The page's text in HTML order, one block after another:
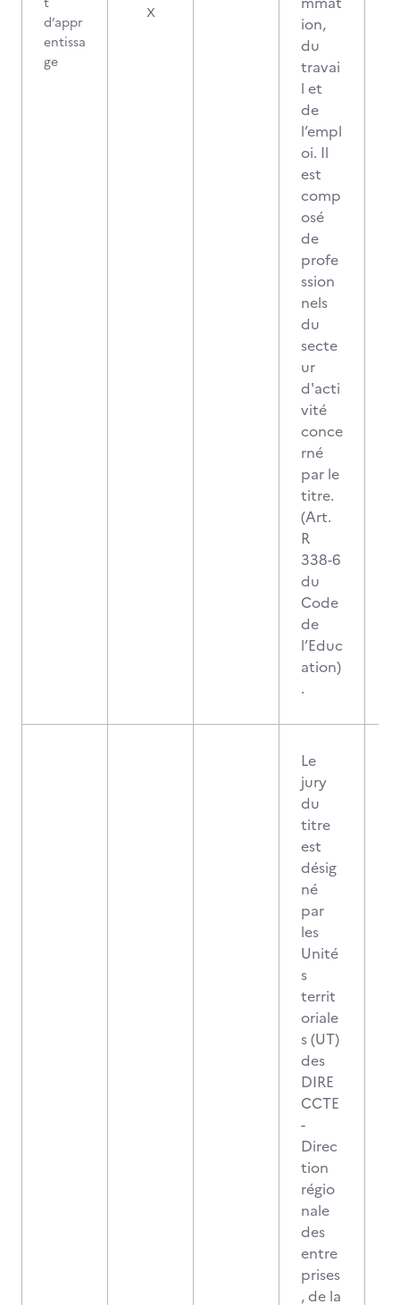
d’appr
entissa
ge
X
ion,
du
travai
l et
de
l’empl
oi. Il
est
comp
osé
de
profe
ssion
nels
du
secte
ur
d'acti
vité
conce
rné
par le
titre.
(Art.
R
338-6
du
Code
de
l’Educ
ation)
.
Le
jury
du
titre
est
désig
né
par
les
Unité
s
territ
oriale
s (UT)
des
DIRE
CCTE
-
Direc
tion
régio
nale
des
entre
prises
, de la